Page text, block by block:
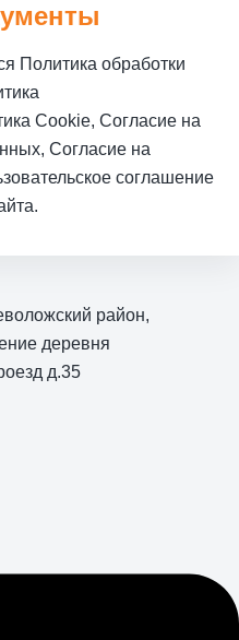
Политика обработки
Cookie, Согласие на
Согласие на
соглашение
район,
деревня
д.35